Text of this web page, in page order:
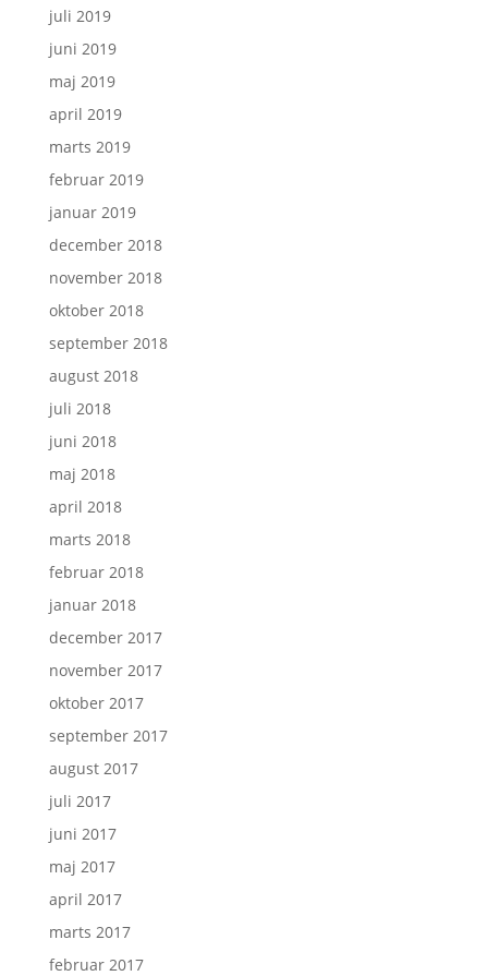
juli 2019
juni 2019
maj 2019
april 2019
marts 2019
februar 2019
januar 2019
december 2018
november 2018
oktober 2018
september 2018
august 2018
juli 2018
juni 2018
maj 2018
april 2018
marts 2018
februar 2018
januar 2018
december 2017
november 2017
oktober 2017
september 2017
august 2017
juli 2017
juni 2017
maj 2017
april 2017
marts 2017
februar 2017